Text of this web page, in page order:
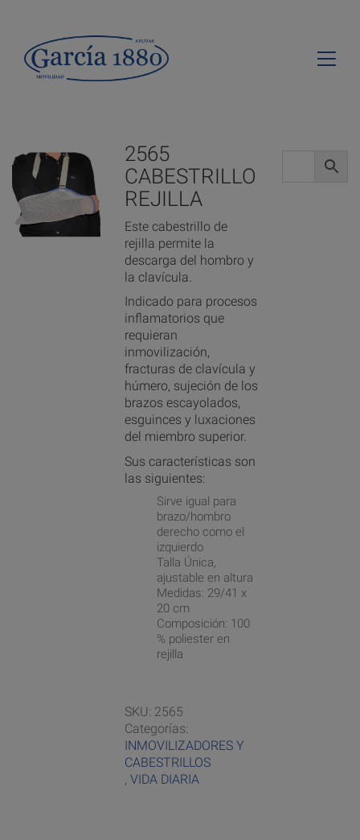
2565
CABESTRILLO
REJILLA
Este cabestrillo de
rejilla permite la
descarga del hombro y
la clavícula.
Indicado para procesos
inflamatorios que
requieran
inmovilización,
fracturas de clavícula y
húmero, sujeción de los
brazos escayolados,
esguinces y luxaciones
del miembro superior.
Sus características son
las siguientes:
Sirve igual para
brazo/hombro
derecho como el
izquierdo
Talla Única,
ajustable en altura
Medidas: 29/41 x
20 cm
Composición: 100
% poliester en
rejilla
SKU: 2565
Categorías:
INMOVILIZADORES Y
CABESTRILLOS
, VIDA DIARIA